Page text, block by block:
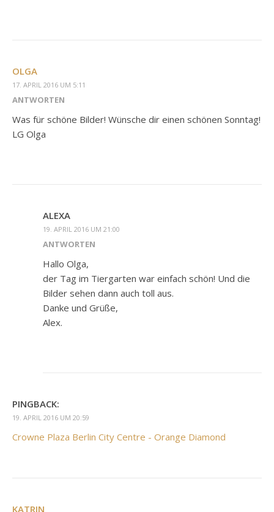
OLGA
17. APRIL 2016 UM 5:11
ANTWORTEN
Was für schöne Bilder! Wünsche dir einen schönen Sonntag!
LG Olga
ALEXA
19. APRIL 2016 UM 21:00
ANTWORTEN
Hallo Olga,
der Tag im Tiergarten war einfach schön! Und die
Bilder sehen dann auch toll aus.
Danke und Grüße,
Alex.
PINGBACK:
19. APRIL 2016 UM 20:59
Crowne Plaza Berlin City Centre - Orange Diamond
KATRIN